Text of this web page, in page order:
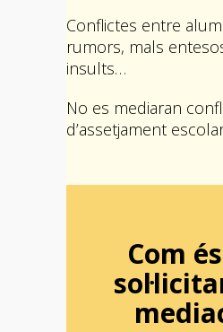
Conflictes entre
rumors, mals
insults…
No es mediaran
d’assetjament
Com